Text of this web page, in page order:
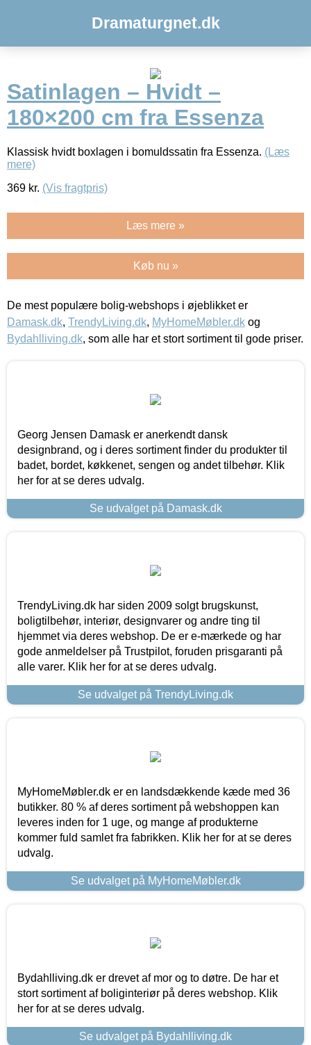
Dramaturgnet.dk
Satinlagen – Hvidt –
180×200 cm fra Essenza
Klassisk hvidt boxlagen i bomuldssatin fra Essenza. (Læs
mere)
369 kr. (Vis fragtpris)
Læs mere »
Køb nu »
De mest populære bolig-webshops i øjeblikket er
Damask.dk, TrendyLiving.dk, MyHomeMøbler.dk og
Bydahlliving.dk, som alle har et stort sortiment til gode priser.
Georg Jensen Damask er anerkendt dansk
designbrand, og i deres sortiment finder du produkter til
badet, bordet, køkkenet, sengen og andet tilbehør. Klik
her for at se deres udvalg.
Se udvalget på Damask.dk
TrendyLiving.dk har siden 2009 solgt brugskunst,
boligtilbehør, interiør, designvarer og andre ting til
hjemmet via deres webshop. De er e-mærkede og har
gode anmeldelser på Trustpilot, foruden prisgaranti på
alle varer. Klik her for at se deres udvalg.
Se udvalget på TrendyLiving.dk
MyHomeMøbler.dk er en landsdækkende kæde med 36
butikker. 80 % af deres sortiment på webshoppen kan
leveres inden for 1 uge, og mange af produkterne
kommer fuld samlet fra fabrikken. Klik her for at se deres
udvalg.
Se udvalget på MyHomeMøbler.dk
Bydahlliving.dk er drevet af mor og to døtre. De har et
stort sortiment af boliginteriør på deres webshop. Klik
her for at se deres udvalg.
Se udvalget på Bydahlliving.dk